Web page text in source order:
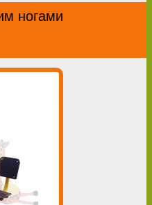
ногами